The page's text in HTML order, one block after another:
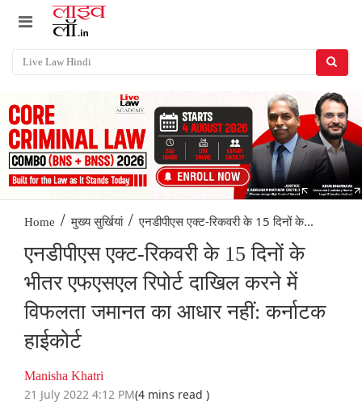
Home / मुख्य सुर्खियां / एनडीपीएस एक्ट-रिकवरी के 15 दिनों के...
एनडीपीएस एक्ट-रिकवरी के 15 दिनों के
भीतर एफएसएल रिपोर्ट दाखिल करने में
विफलता जमानत का आधार नहीं: कर्नाटक
हाईकोर्ट
Manisha Khatri
21 July 2022 4:12 PM(4 mins read )